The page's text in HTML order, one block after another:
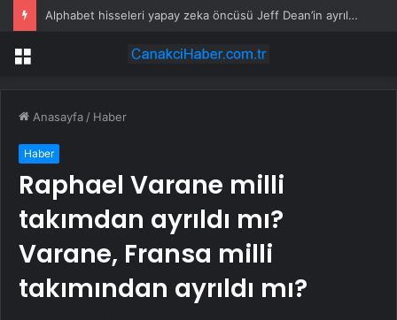
Alphabet hisseleri yapay zeka öncüsü Jeff Dean’in ayrılmasıyla %5 düştü
Menü
Anasayfa / Haber
Haber
Raphael Varane milli
takımdan ayrıldı mı?
Varane, Fransa milli
takımından ayrıldı mı?